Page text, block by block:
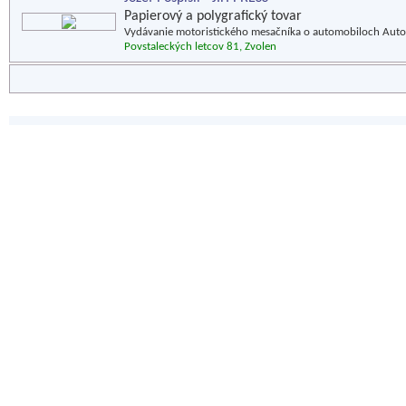
Papierový a polygrafický tovar
Vydávanie motoristického mesačníka o automobiloch
Povstaleckých letcov 81, Zvolen